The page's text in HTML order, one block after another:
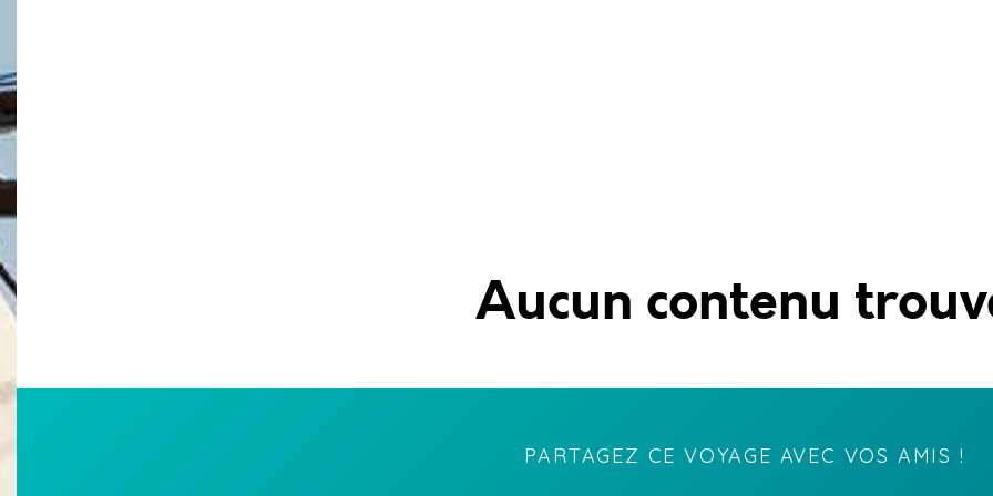
Aucun contenu
PARTAGEZ CE VOYAGE AVEC VOS AMIS !